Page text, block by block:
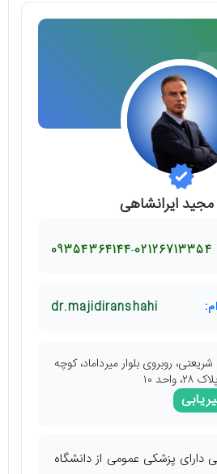
مجید ایرانشاهی
02126713354
09354364144
dr.majidiranshahi
شریعتی، روبروی بلوار میرداماد، کوچه
واحد ۱۰
دارای پزشکی عمومی از دانشگاه